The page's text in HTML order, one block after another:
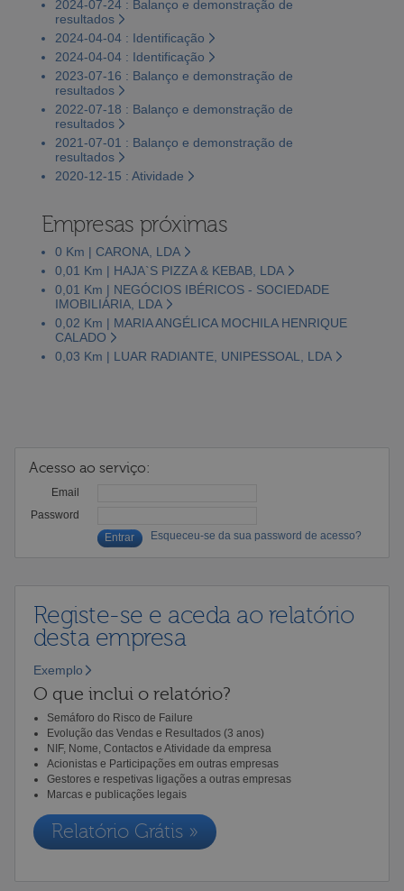
2024-07-24 : Balanço e demonstração de
resultados
2024-04-04 : Identificação
2024-04-04 : Identificação
2023-07-16 : Balanço e demonstração de
resultados
2022-07-18 : Balanço e demonstração de
resultados
2021-07-01 : Balanço e demonstração de
resultados
2020-12-15 : Atividade
Empresas próximas
0 Km | CARONA, LDA
0,01 Km | HAJA`S PIZZA & KEBAB, LDA
0,01 Km | NEGÓCIOS IBÉRICOS - SOCIEDADE
IMOBILIÁRIA, LDA
0,02 Km | MARIA ANGÉLICA MOCHILA HENRIQUE
CALADO
0,03 Km | LUAR RADIANTE, UNIPESSOAL, LDA
Acesso ao serviço:
Email
Password
Esqueceu-se da sua password de acesso?
Registe-se e aceda ao relatório
desta empresa
Exemplo
O que inclui o relatório?
Semáforo do Risco de Failure
Evolução das Vendas e Resultados (3 anos)
NIF, Nome, Contactos e Atividade da empresa
Acionistas e Participações em outras empresas
Gestores e respetivas ligações a outras empresas
Marcas e publicações legais
Relatório Grátis »